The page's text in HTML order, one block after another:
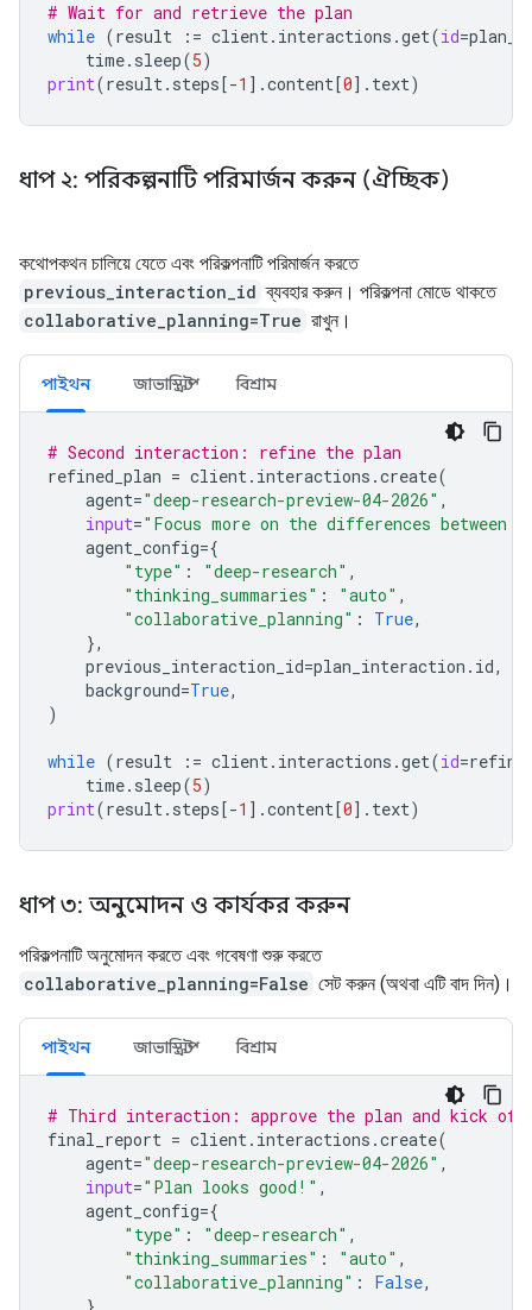
# Wait for and retrieve the plan
while (result := client. interactions .get(id=
time. sleep(5)
print(result. steps[-1 ] .content[0] . text)
ধাপ ২: পরিকল্পনাটি পরিমার্জন করুন (ঐচ্ছিক)
কথোপকথন চালিয়ে যেতে এবং পরিকল্পনাটি পরিমার্জন করতে
previous_interaction_id ব্যবহার করুন। পরিকল্পনা মোডে থাকতে
collaborative_planning=True রাখুন।
পাইথন জাভাস্ক্রিপ্ট বিশ্রাম
# Second interaction: refine the plan
refined_plan = client. interactions .create(
agent="deep-research-preview-04-2026" ,
input="Focus more on the differences between
agent_config={
"type" : "deep-research" ,
"thinking_summaries" : "auto" ,
"collaborative_planning" : True,
},
previous_interaction_id=plan_interaction . id,
background=True,
)
while (result := client. interactions .get(id=
time. sleep(5)
print(result. steps[-1 ] .content[0] . text)
ধাপ ৩: অনুমোদন ও কার্যকর করুন
পরিকল্পনাটি অনুমোদন করতে এবং গবেষণা শুরু করতে
collaborative_planning=False সেট করুন (অথবা এটি বাদ দিন)।
পাইথন জাভাস্ক্রিপ্ট বিশ্রাম
# Third interaction: approve the plan and kick off
final_report = client. interactions .create(
agent="deep-research-preview-04-2026" ,
input="Plan looks good!" ,
agent_config={
"type" : "deep-research" ,
"thinking_summaries" : "auto" ,
"collaborative_planning" : False,